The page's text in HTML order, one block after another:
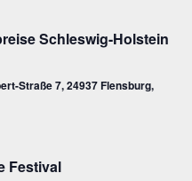
Schleswig-Holstein
Straße 7, 24937 Flensburg,
Festival